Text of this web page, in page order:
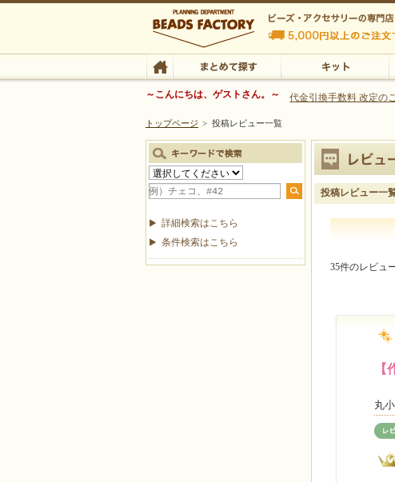
ビーズファクトリー ビーズ・パーツ・金具など・アクセ
ビーズ・アクセサリーの専
ビーズ・アクセサリーの専門店 ビーズファクトリー
TOP まとめて探す
～こんにちは、ゲストさん。～ 代金引換手数料 改定の
トップページ > 投稿レビュー一覧
投稿レビュー一
35件のレビュ
【
丸
詳細検索はこちら
条件検索はこちら